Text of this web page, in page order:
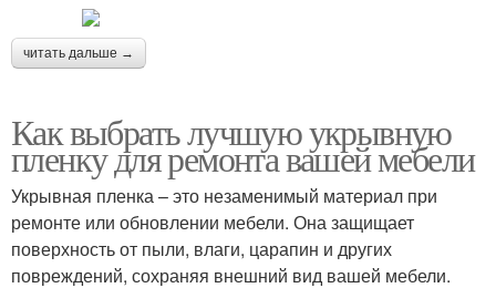
читать дальше →
Как выбрать лучшую укрывную
пленку для ремонта вашей мебели
Укрывная пленка – это незаменимый материал при
ремонте или обновлении мебели. Она защищает
поверхность от пыли, влаги, царапин и других
повреждений, сохраняя внешний вид вашей мебели.